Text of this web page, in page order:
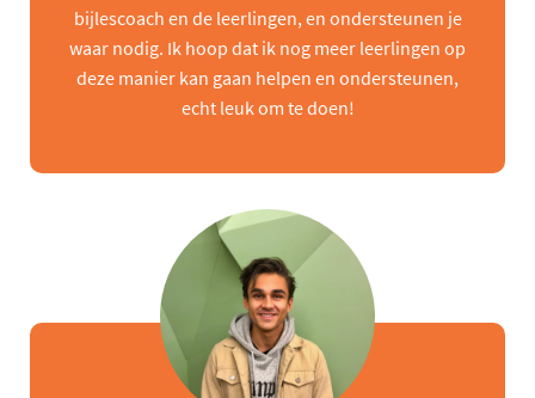
bijlescoach en de leerlingen, en ondersteunen je
waar nodig. Ik hoop dat ik nog meer leerlingen op
deze manier kan gaan helpen en ondersteunen,
echt leuk om te doen!